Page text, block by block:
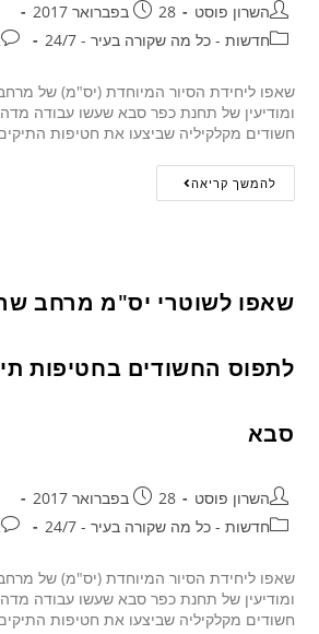
השרון פוסט
28 בפברואר 2017
חדשות - כל מה שקורה בעיר - 24/7
שאפו ליחידת הסיור המיוחדת (יס"מ) של
חשודים מקלקיליה שביצעו את חטיפות
להמשך קריאה
שאפו לשוטרי יס"מ מרחב
לתפוס החשודים בחטיפות
סבא
השרון פוסט
28 בפברואר 2017
חדשות - כל מה שקורה בעיר - 24/7
שאפו ליחידת הסיור המיוחדת (יס"מ) של
חשודים מקלקיליה שביצעו את חטיפות